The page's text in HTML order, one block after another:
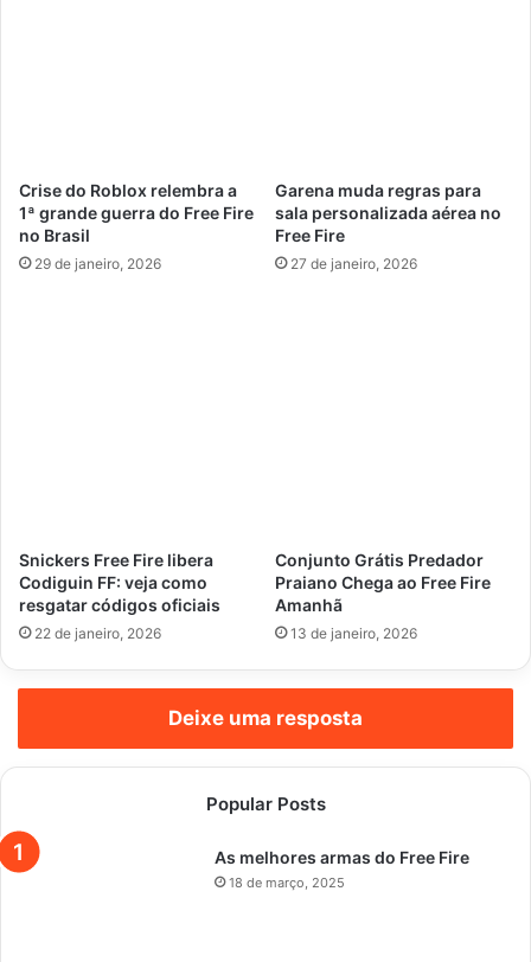
Crise do Roblox relembra a
1ª grande guerra do Free Fire
no Brasil
29 de janeiro, 2026
Garena muda regras para
sala personalizada aérea no
Free Fire
27 de janeiro, 2026
Snickers Free Fire libera
Codiguin FF: veja como
resgatar códigos oficiais
22 de janeiro, 2026
Conjunto Grátis Predador
Praiano Chega ao Free Fire
Amanhã
13 de janeiro, 2026
Deixe uma resposta
Popular Posts
As melhores armas do Free Fire
18 de março, 2025